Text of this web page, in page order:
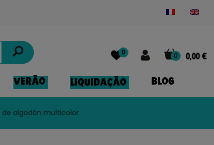
0 0,00 €
0
VERÃO LIQUIDAÇÃO BLOG
algodón multicolor